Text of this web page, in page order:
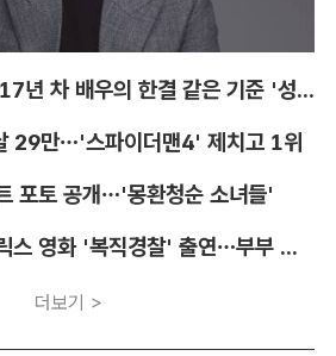
[TF인터뷰] 서인국, 17년 차 배우의 한결 같은 기준 '성장'
29만…'스파이더맨4' 제치고 1위
포토 공개…'몽환청순 소녀들'
차태현·엄지원, 넷플릭스 영화 '복직경찰' 출연…부부 호흡
더보기 >